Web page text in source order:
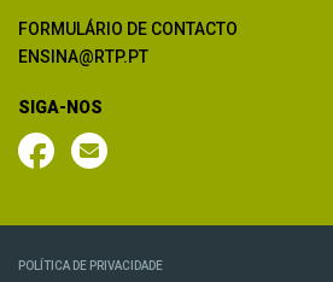
FORMULÁRIO DE CONTACTO
ENSINA@RTP.PT
SIGA-NOS
POLÍTICA DE PRIVACIDADE